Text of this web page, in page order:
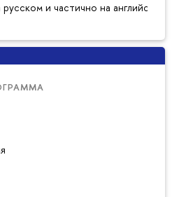
и частично на английском